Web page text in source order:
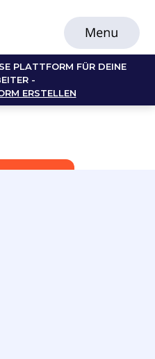
PLATTFORM FÜR DEINE
-
ERSTELLEN
werden